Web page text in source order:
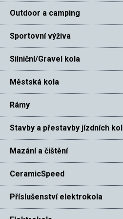
Outdoor a camping
Sportovní výživa
Silniční/Gravel kola
Městská kola
Rámy
Stavby a přestavby jízdních kol
Mazání a čištění
CeramicSpeed
Příslušenství elektrokola